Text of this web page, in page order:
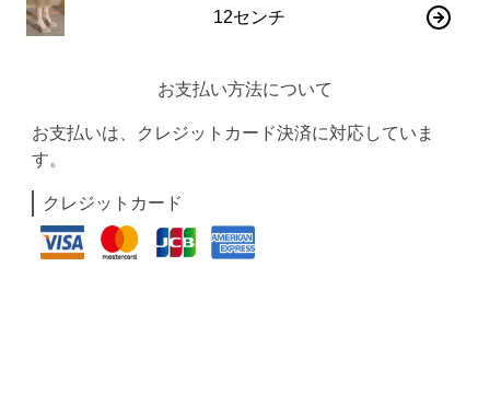
12センチ
お支払い方法について
お支払いは、クレジットカード決済に対応していま
す。
クレジットカード